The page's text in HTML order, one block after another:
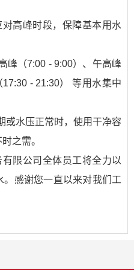
高峰时段，保障基本用水
（7:00 - 9:00）、午高峰
17:30 - 21:30） 等用水集中
水压正常时，使用干净容
之需。
限公司全体员工将全力以
感谢您一直以来对我们工